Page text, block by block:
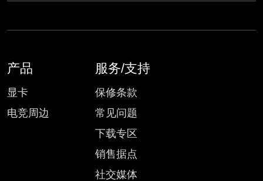
产品
显卡
电竞周边
服务/支持
保修条款
常见问题
下载专区
销售据点
社交媒体